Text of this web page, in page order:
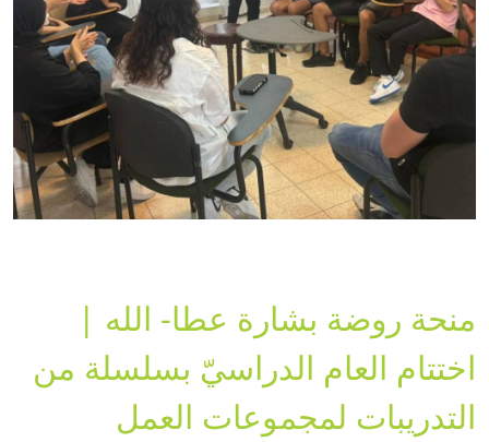
منحة روضة بشارة عطا- الله |
اختتام العام الدراسيّ بسلسلة من
التدريبات لمجموعات العمل